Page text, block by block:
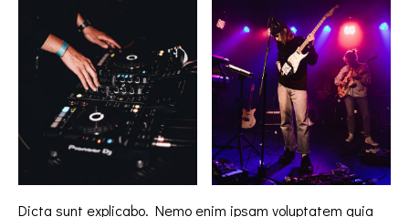
Dicta sunt explicabo. Nemo enim ipsam voluptatem quia